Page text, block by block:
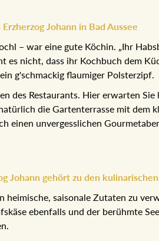
Johann in Bad Aussee
– war eine gute Köchin. „Ihr
es nicht, dass ihr Kochbuch dem
g'schmackig flaumiger Polsterzipf.
des Restaurants. Hier erwarten Sie
die Gartenterrasse mit dem
einen unvergesslichen
Johann gehört zu den
saisonale Zutaten zu
ebenfalls und der berühmte